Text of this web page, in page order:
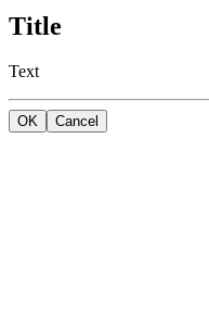
Title
Text
OK Cancel